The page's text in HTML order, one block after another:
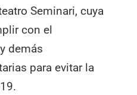
Seminari, cuya
con el
demás
para evitar la